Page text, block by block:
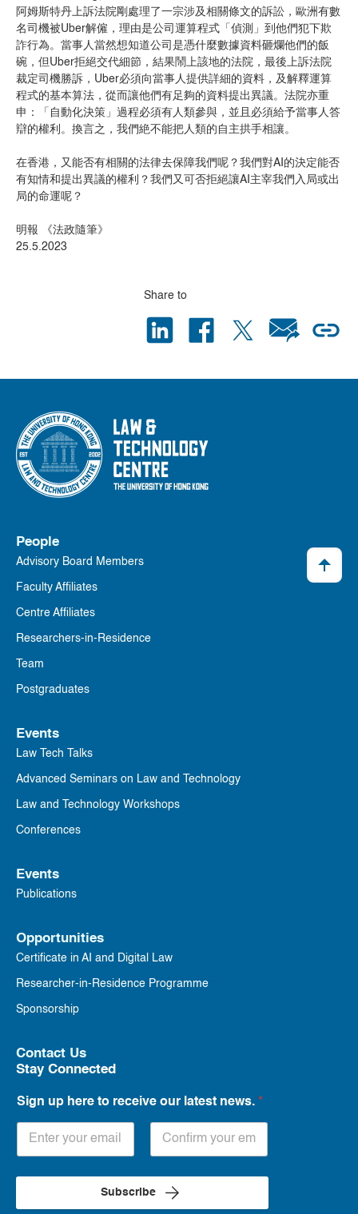
阿姆斯特丹上訴法院剛處理了一宗涉及相關條文的訴訟，歐洲有數
名司機被Uber解僱，理由是公司運算程式「偵測」到他們犯下欺
詐行為。當事人當然想知道公司是憑什麼數據資料砸爛他們的飯
碗，但Uber拒絕交代細節，結果鬧上該地的法院，最後上訴法院
裁定司機勝訴，Uber必須向當事人提供詳細的資料，及解釋運算
程式的基本算法，從而讓他們有足夠的資料提出異議。法院亦重
申：「自動化決策」過程必須有人類參與，並且必須給予當事人答
辯的權利。換言之，我們絶不能把人類的自主拱手相讓。
在香港，又能否有相關的法律去保障我們呢？我們對AI的決定能否
有知情和提出異議的權利？我們又可否拒絕讓AI主宰我們入局或出
局的命運呢？
明報 《法政隨筆》
25.5.2023
Share to
People
Advisory Board Members
Faculty Affiliates
Centre Affiliates
Researchers-in-Residence
Team
Postgraduates
Events
Law Tech Talks
Advanced Seminars on Law and Technology
Law and Technology Workshops
Conferences
Events
Publications
Opportunities
Certificate in AI and Digital Law
Researcher-in-Residence Programme
Sponsorship
Contact Us
Stay Connected
Sign up here to receive our latest news. *
Subscribe